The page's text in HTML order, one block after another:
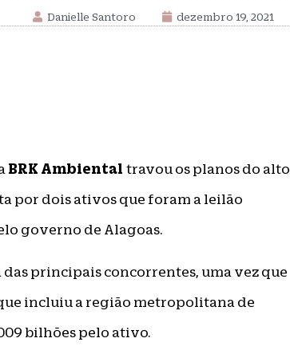
Danielle Santoro dezembro 19, 2021
BRK Ambiental travou os planos do alto
por dois ativos que foram a leilão
governo de Alagoas.
das principais concorrentes, uma vez que
incluiu a região metropolitana de
bilhões pelo ativo.